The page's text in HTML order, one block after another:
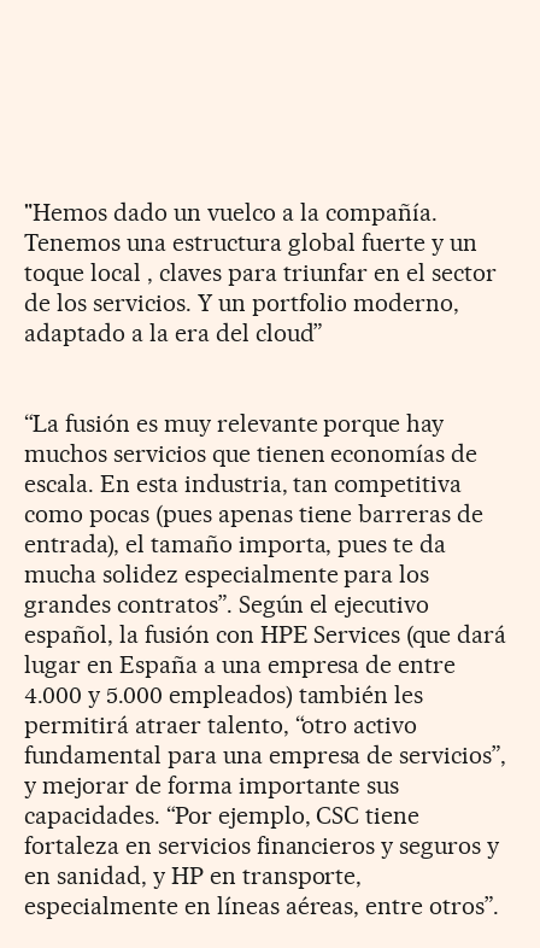
"Hemos dado un vuelco a la compañía.
Tenemos una estructura global fuerte y un
toque local , claves para triunfar en el sector
de los servicios. Y un portfolio moderno,
adaptado a la era del cloud”
“La fusión es muy relevante porque hay
muchos servicios que tienen economías de
escala. En esta industria, tan competitiva
como pocas (pues apenas tiene barreras de
entrada), el tamaño importa, pues te da
mucha solidez especialmente para los
grandes contratos”. Según el ejecutivo
español, la fusión con HPE Services (que dará
lugar en España a una empresa de entre
4.000 y 5.000 empleados) también les
permitirá atraer talento, “otro activo
fundamental para una empresa de servicios”,
y mejorar de forma importante sus
capacidades. “Por ejemplo, CSC tiene
fortaleza en servicios financieros y seguros y
en sanidad, y HP en transporte,
especialmente en líneas aéreas, entre otros”.